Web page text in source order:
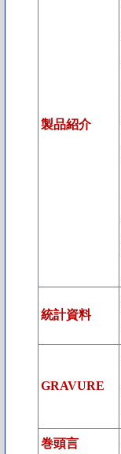
製品紹介
統計資料
GRAVURE
巻頭言